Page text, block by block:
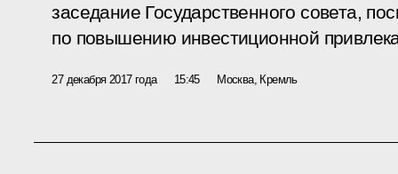
заседание Государственного совета,
по повышению инвестиционной
27 декабря 2017 года 15:45 Москва, Кремль